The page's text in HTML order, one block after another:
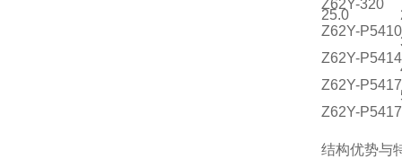
Z62Y-320
Z62Y-
Z62Y-
Z62Y-
Z62Y-
25.0
结构优势与